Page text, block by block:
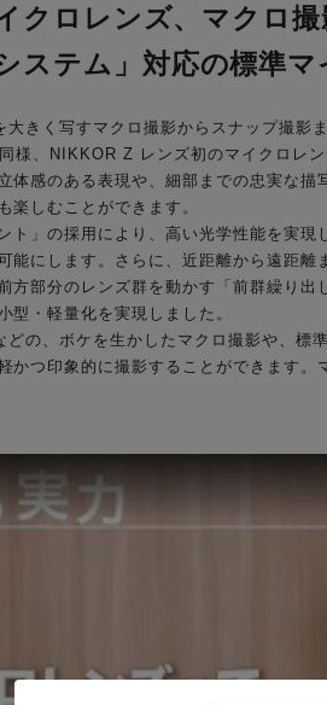
クロレンズ、マクロ
テム」対応の標準マ
きく写すマクロ撮影からスナップ撮影
、NIKKOR Z レンズ初のマイクロレ
体感のある表現や、細部までの忠実な
楽しむことができます。
ト」の採用により、高い光学性能を実
能にします。さらに、近距離から遠距
方部分のレンズ群を動かす「前群繰り
型・軽量化を実現しました。
の、ボケを生かしたマクロ撮影や、標
かつ印象的に撮影することができます